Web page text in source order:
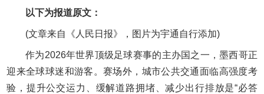
以下为报道原文：
(文章来自《人民日报》，图片为宇通自行添加)
作为2026年世界顶级足球赛事的主办国之一，墨西哥正
迎来全球球迷和游客。赛场外，城市公共交通面临高强度考
验，提升公交运力、缓解道路拥堵、减少出行排放是“必答